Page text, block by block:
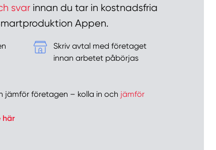
svar innan du tar in kostnadsfria
Appen.
Skriv avtal med företaget
innan arbetet påbörjas
jämför företagen – kolla in och jämför
här